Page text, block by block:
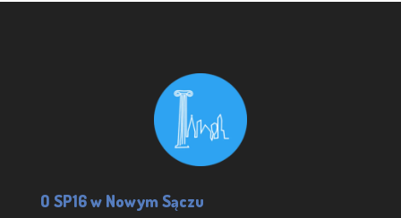
O SP16 w Nowym Sączu